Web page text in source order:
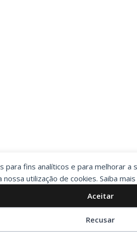
para fins analíticos e para melhorar a
nossa utilização de cookies. Saiba
Aceitar
Recusar